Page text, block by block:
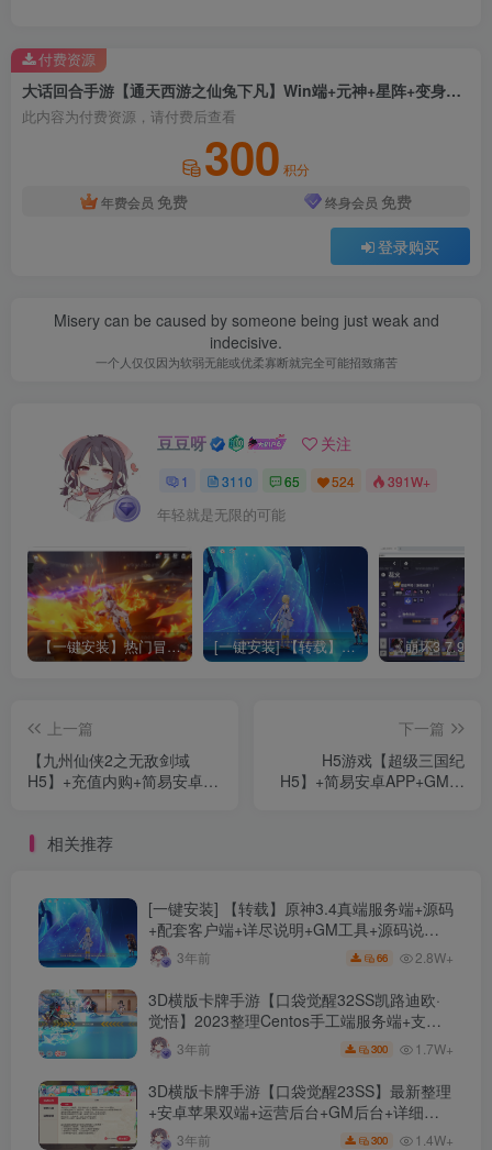
大话回合手游【通天西游之仙兔下凡】Win端+元神+星阵+变身卡+天策符+八阵图+详细教程
此内容为付费资源，请付费后查看
300 积分
年费会员 免费 终身会员 免费
登录购买
付费资源
Misery can be caused by someone being just weak and
indecisive.
一个人仅仅因为软弱无能或优柔寡断就完全可能招致痛苦
豆豆呀 关注
1 3110 65 524 391W+
年轻就是无限的可能
【一键安装】热门冒险策略类游戏崩坏：星穹铁道全新2.3版本一键端+一键代理+一键启动+免虚拟机 [一键安装] 【转载】原神3.4真端服务端+源码+配套客户端+详尽说明+GM工具+源码说明文件
上一篇
【九州仙侠2之无敌剑域
H5】+充值内购+简易安卓
下一篇
H5游戏【超级三国纪
H5】+简易安卓APP+GM授
相关推荐
[一键安装] 【转载】原神3.4真端服务端+源码
+配套客户端+详尽说明+GM工具+源码说明
文件3年前 66 2.8W+
3D横版卡牌手游【口袋觉醒32SS凯路迪欧·
觉悟】2023整理Centos手工端服务端+支付
对接+安卓苹果双端+运营后台+GM授权后台
+代理后台
3年前 300 1.7W+
3D横版卡牌手游【口袋觉醒23SS】最新整理
+安卓苹果双端+运营后台+GM后台+详细搭
建教程3年前 300 1.4W+